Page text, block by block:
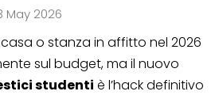
May 2026
o stanza in affitto nel 2026
sul budget, ma il nuovo
studenti è l’hack definitivo